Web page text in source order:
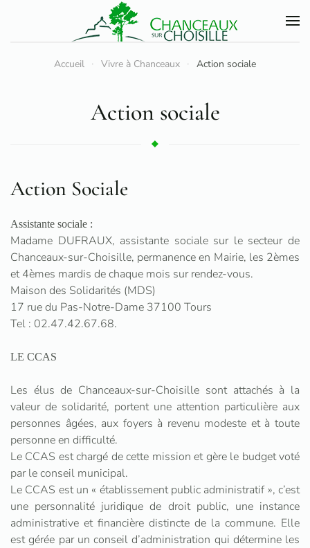
Accéder au contenu principal
Accueil Vivre à Chanceaux Action sociale
Action sociale
Action Sociale
Assistante sociale :
Madame DUFRAUX, assistante sociale sur le secteur de
Chanceaux-sur-Choisille, permanence en Mairie, les 2èmes
et 4èmes mardis de chaque mois sur rendez-vous.
Maison des Solidarités (MDS)
17 rue du Pas-Notre-Dame 37100 Tours
Tel : 02.47.42.67.68.
LE CCAS
Les élus de Chanceaux-sur-Choisille sont attachés à la
valeur de solidarité, portent une attention particulière aux
personnes âgées, aux foyers à revenu modeste et à toute
personne en difficulté.
Le CCAS est chargé de cette mission et gère le budget voté
par le conseil municipal.
Le CCAS est un « établissement public administratif », c’est
une personnalité juridique de droit public, une instance
administrative et financière distincte de la commune. Elle
est gérée par un conseil d’administration qui détermine les